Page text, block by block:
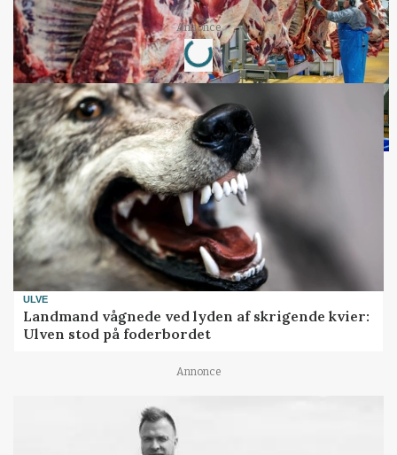
Annonce
Loading...
ULVE
Landmand vågnede ved lyden af skrigende kvier:
Ulven stod på foderbordet
Annonce